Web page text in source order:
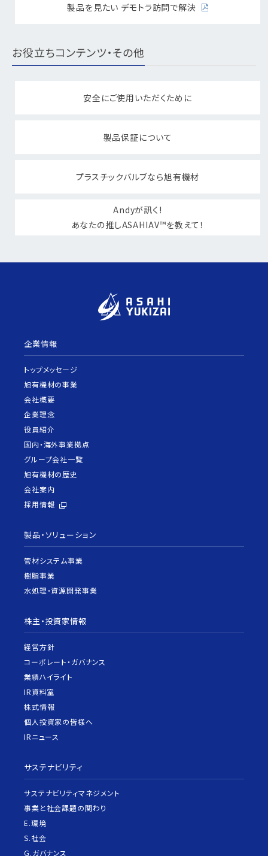
製品を見たい デモトラ訪問で解決
お役立ちコンテンツ・その他
安全にご使用いただくために
製品保証について
プラスチックバルブなら旭有機材
Andyが訊く!
あなたの推しASAHIAV™を教えて！
企業情報
トップメッセージ
旭有機材の事業
会社概要
企業理念
役員紹介
国内・海外事業拠点
グループ会社一覧
旭有機材の歴史
会社案内
採用情報
製品・ソリューション
管材システム事業
樹脂事業
水処理・資源開発事業
株主・投資家情報
経営方針
コーポレート・ガバナンス
業績ハイライト
IR資料室
株式情報
個人投資家の皆様へ
IRニュース
サステナビリティ
サステナビリティマネジメント
事業と社会課題の関わり
E.環境
S.社会
G.ガバナンス